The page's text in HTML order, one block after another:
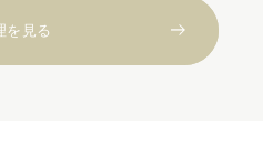
を見る